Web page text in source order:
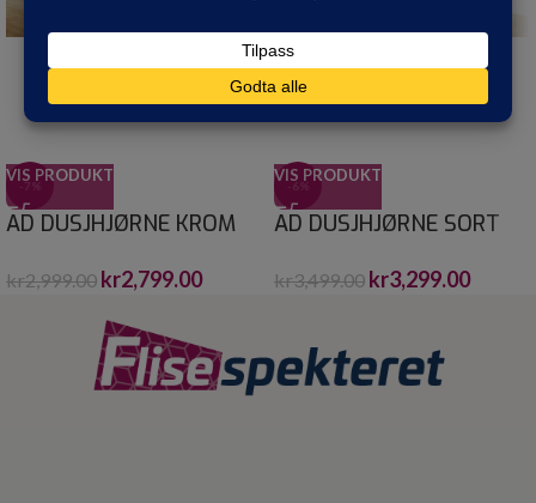
-7%
VIS PRODUKT
AD DUSJHJØRNE KROM
kr2,999.00 kr2,799.00
-6%
VIS PRODUKT
AD DUSJHJØRNE SORT
kr3,499.00 kr3,299.00